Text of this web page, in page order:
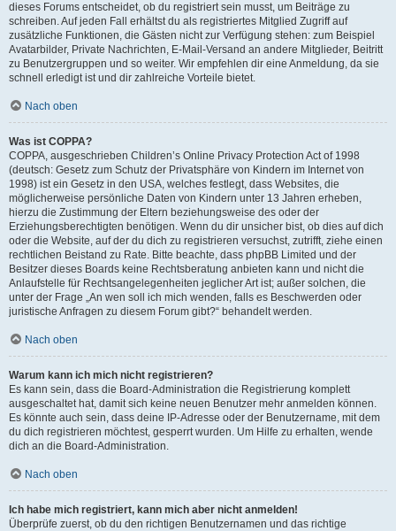
dieses Forums entscheidet, ob du registriert sein musst, um Beiträge zu
schreiben. Auf jeden Fall erhältst du als registriertes Mitglied Zugriff auf
zusätzliche Funktionen, die Gästen nicht zur Verfügung stehen: zum Beispiel
Avatarbilder, Private Nachrichten, E-Mail-Versand an andere Mitglieder, Beitritt
zu Benutzergruppen und so weiter. Wir empfehlen dir eine Anmeldung, da sie
schnell erledigt ist und dir zahlreiche Vorteile bietet.
Nach oben
Was ist COPPA?
COPPA, ausgeschrieben Children’s Online Privacy Protection Act of 1998
(deutsch: Gesetz zum Schutz der Privatsphäre von Kindern im Internet von
1998) ist ein Gesetz in den USA, welches festlegt, dass Websites, die
möglicherweise persönliche Daten von Kindern unter 13 Jahren erheben,
hierzu die Zustimmung der Eltern beziehungsweise des oder der
Erziehungsberechtigten benötigen. Wenn du dir unsicher bist, ob dies auf dich
oder die Website, auf der du dich zu registrieren versuchst, zutrifft, ziehe einen
rechtlichen Beistand zu Rate. Bitte beachte, dass phpBB Limited und der
Besitzer dieses Boards keine Rechtsberatung anbieten kann und nicht die
Anlaufstelle für Rechtsangelegenheiten jeglicher Art ist; außer solchen, die
unter der Frage „An wen soll ich mich wenden, falls es Beschwerden oder
juristische Anfragen zu diesem Forum gibt?“ behandelt werden.
Nach oben
Warum kann ich mich nicht registrieren?
Es kann sein, dass die Board-Administration die Registrierung komplett
ausgeschaltet hat, damit sich keine neuen Benutzer mehr anmelden können.
Es könnte auch sein, dass deine IP-Adresse oder der Benutzername, mit dem
du dich registrieren möchtest, gesperrt wurden. Um Hilfe zu erhalten, wende
dich an die Board-Administration.
Nach oben
Ich habe mich registriert, kann mich aber nicht anmelden!
Überprüfe zuerst, ob du den richtigen Benutzernamen und das richtige